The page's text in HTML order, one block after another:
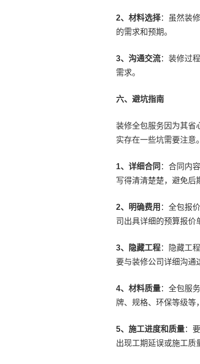
2、材料选择：虽然装
的需求和预期。
3、沟通交流：装修过
需求。
六、避坑指南
装修全包服务因为其省
实存在一些坑需要注意
1、详细合同 ：合同内
写得清清楚楚，避免后
2、明确费用 ：全包报
司出具详细的预算报价
3、隐藏工程：隐藏工
要与装修公司详细沟通
4、材料质量：全包服
牌、规格、环保等级等
5、施工进度和质量：
出现工期延误或施工质